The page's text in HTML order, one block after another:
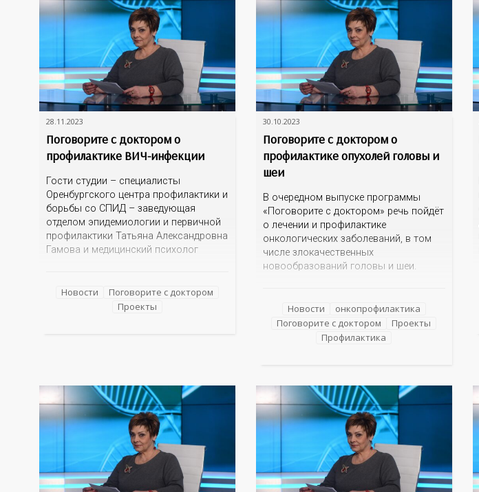
28.11.2023
Поговорите с доктором о
профилактике ВИЧ-инфекции
Гости студии – специалисты
Оренбургского центра профилактики и
борьбы со СПИД – заведующая
отделом эпидемиологии и первичной
профилактики Татьяна Александровна
Гамова и медицинский психолог
порождают небылицы, домыслы и
даже агрессию. Эксперты готовы
Новости
Поговорите с доктором
Проекты
30.10.2023
Поговорите с доктором о
профилактике опухолей головы и
шеи
В очередном выпуске программы
«Поговорите с доктором» речь пойдёт
о лечении и профилактике
онкологических заболеваний, в том
числе злокачественных
новообразований головы и шеи.
Каковы ранние признаки
онкологических заболеваний? Как
проявляется рак щитовидной железы?
Новости
онкопрофилактика
Поговорите с доктором
Проекты
Профилактика